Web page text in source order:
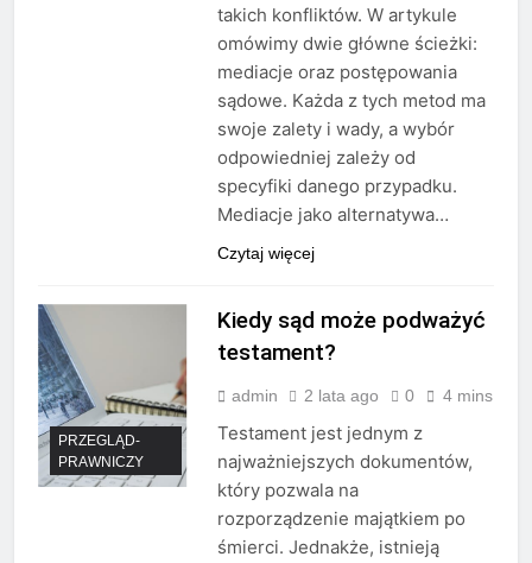
takich konfliktów. W artykule
omówimy dwie główne ścieżki:
mediacje oraz postępowania
sądowe. Każda z tych metod ma
swoje zalety i wady, a wybór
odpowiedniej zależy od
specyfiki danego przypadku.
Mediacje jako alternatywa…
Czytaj więcej
PRZEGLĄD-
PRAWNICZY
Kiedy sąd może podważyć
testament?
admin 2 lata ago 0 4 mins
Testament jest jednym z
najważniejszych dokumentów,
który pozwala na
rozporządzenie majątkiem po
śmierci. Jednakże, istnieją